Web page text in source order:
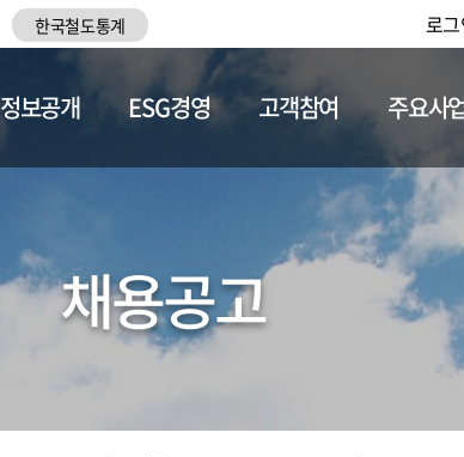
한국철도통계 로
채용정보
정보공개 ESG경영 고객참여 주요사
채용공고